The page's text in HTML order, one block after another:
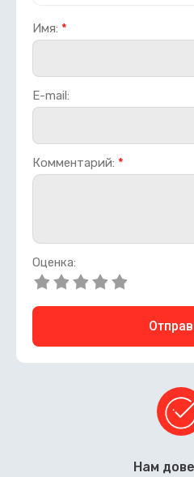
Имя: *
E-mail:
Комментарий: *
Оценка:
Нам